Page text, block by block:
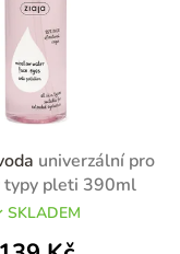
univerzální pro
typy pleti 390ml
SKLADEM